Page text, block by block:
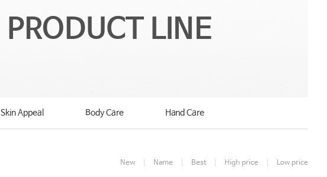
PRODUCT LINE
Skin Appeal Body Care Hand Care
New Name Best High price Low price